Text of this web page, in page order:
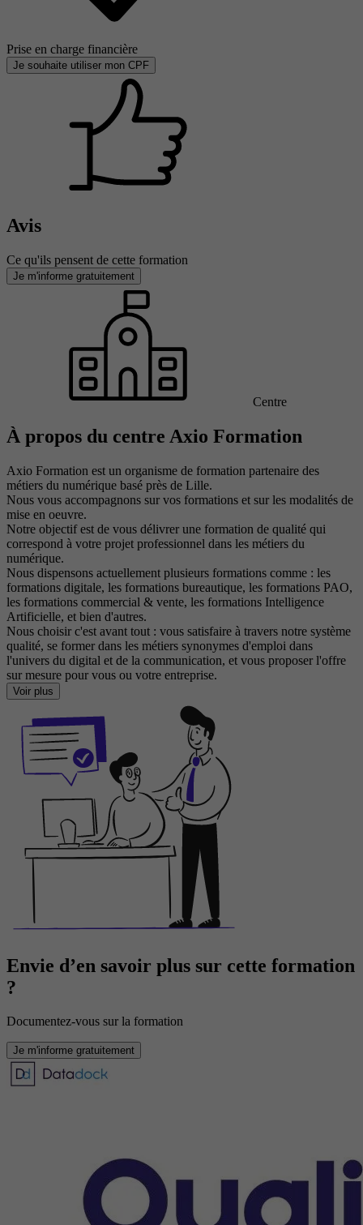
Prise en charge financière
Je souhaite utiliser mon CPF
Avis
Ce qu'ils pensent de cette formation
Je m'informe gratuitement
Centre
À propos du centre Axio Formation
Axio Formation est un organisme de formation partenaire des
métiers du numérique basé près de Lille.
Nous vous accompagnons sur vos formations et sur les modalités de
mise en oeuvre.
Notre objectif est de vous délivrer une formation de qualité qui
correspond à votre projet professionnel dans les métiers du
numérique.
Nous dispensons actuellement plusieurs formations comme : les
formations digitale, les formations bureautique, les formations PAO,
les formations commercial & vente, les formations Intelligence
Artificielle, et bien d'autres.
Nous choisir c'est avant tout : vous satisfaire à travers notre système
qualité, se former dans les métiers synonymes d'emploi dans
l'univers du digital et de la communication, et vous proposer l'offre
sur mesure pour vous ou votre entreprise.
Voir plus
Envie d’en savoir plus sur cette formation
?
Documentez-vous sur la formation
Je m'informe gratuitement